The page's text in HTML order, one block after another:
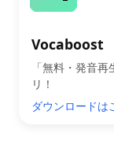
Vocaboost
「無料・発音
リ！
ダウンロードは